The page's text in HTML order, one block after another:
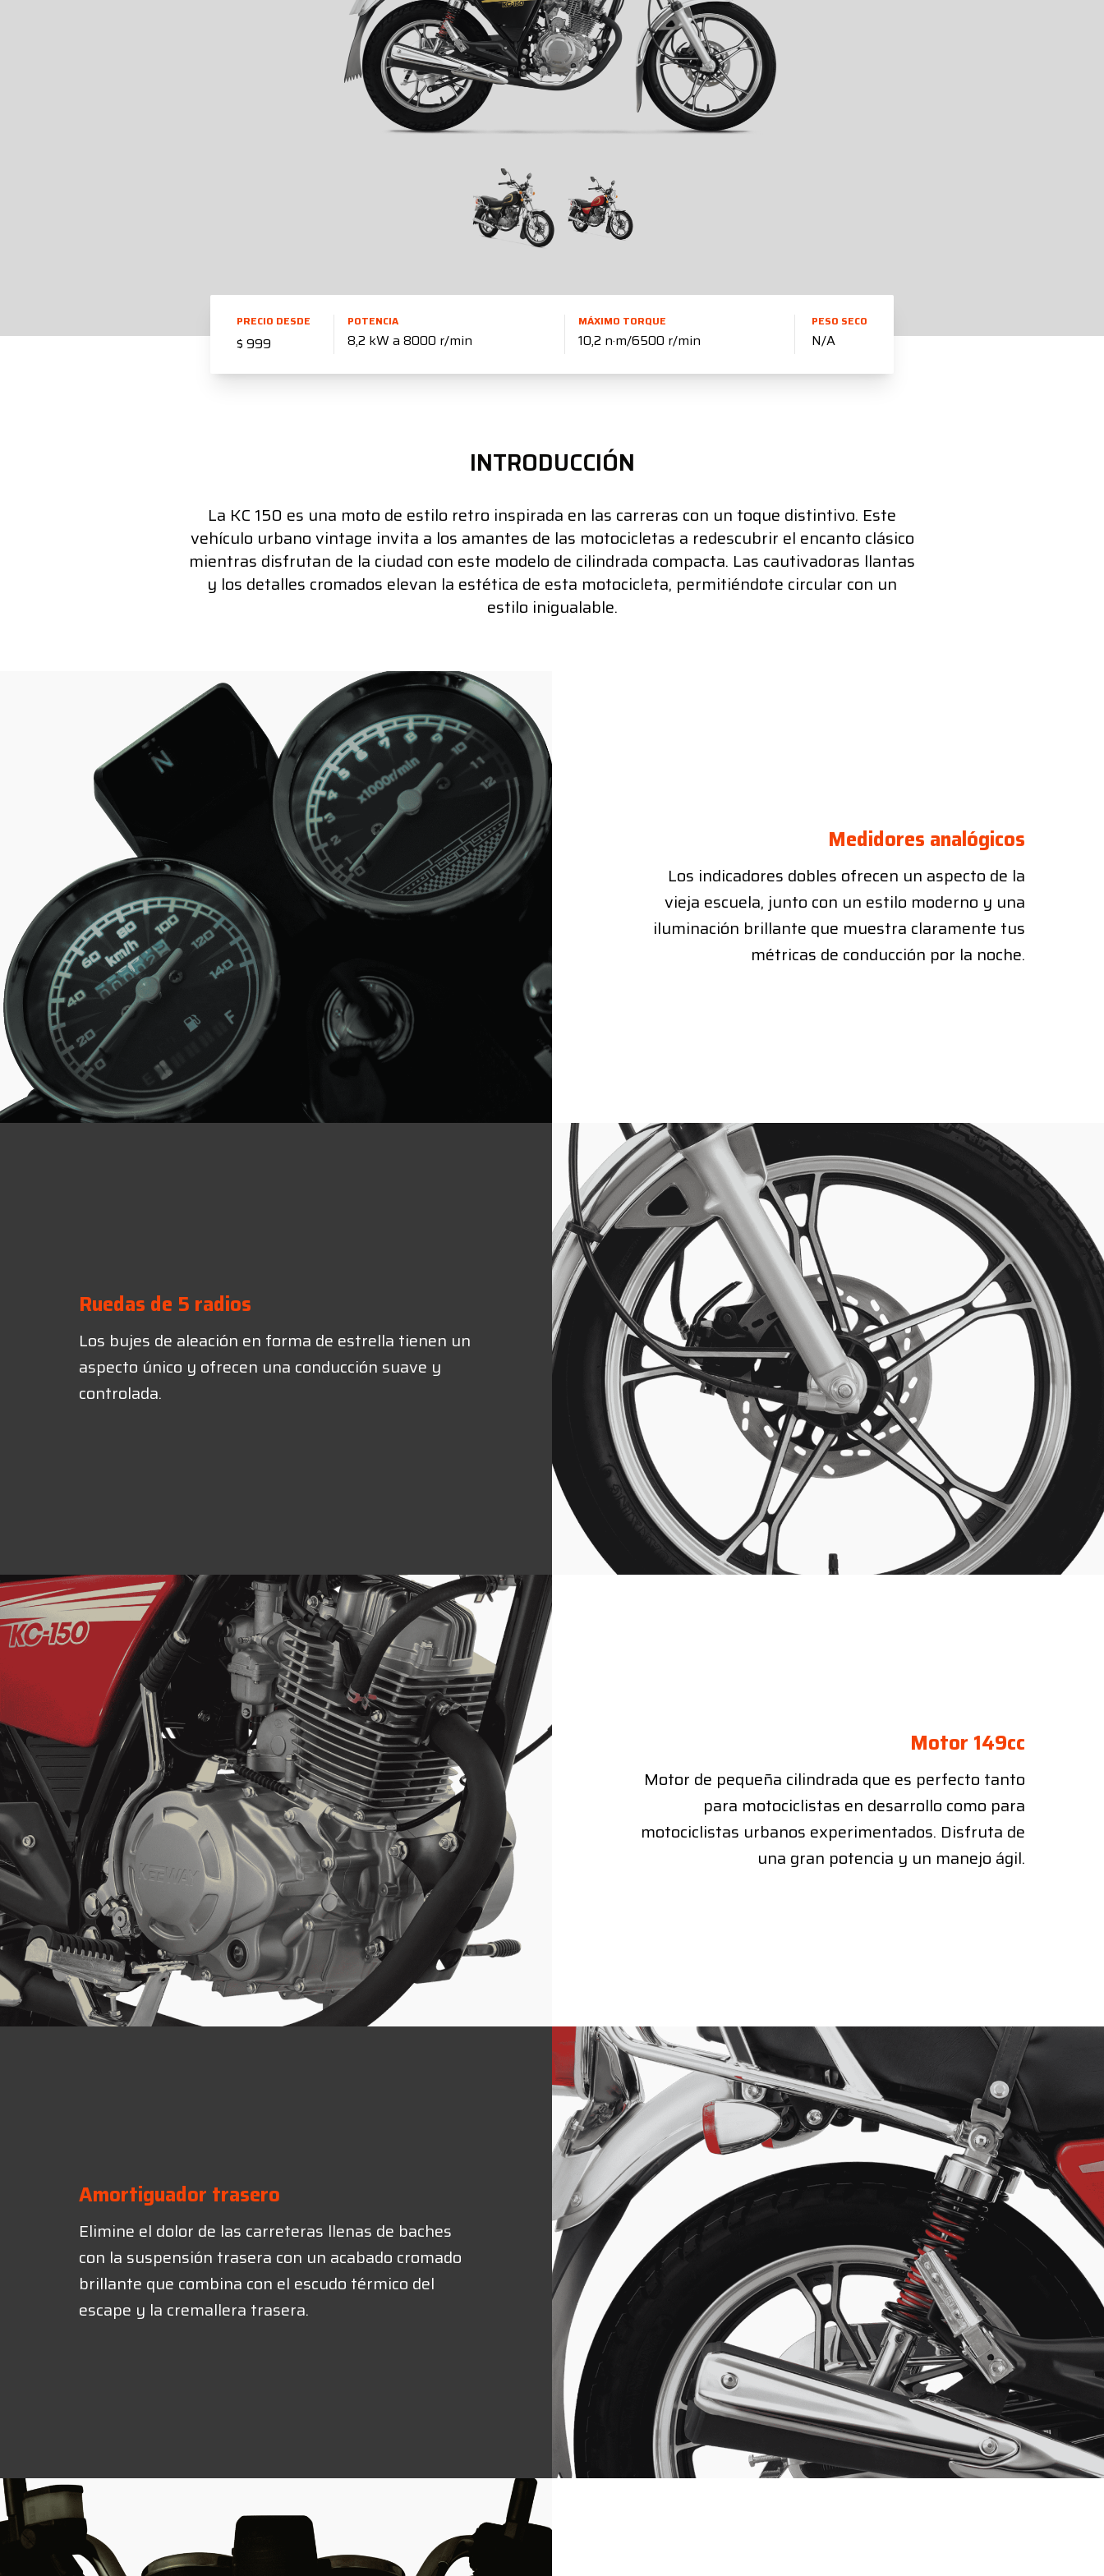
PRECIO DESDE
$ 999
POTENCIA
8,2 kW a 8000 r/min
MÁXIMO TORQUE
10,2 n·m/6500 r/min
PESO SECO
N/A
INTRODUCCIÓN
La KC 150 es una moto de estilo retro inspirada en las carreras con un toque distintivo. Este
vehículo urbano vintage invita a los amantes de las motocicletas a redescubrir el encanto clásico
mientras disfrutan de la ciudad con este modelo de cilindrada compacta. Las cautivadoras llantas
y los detalles cromados elevan la estética de esta motocicleta, permitiéndote circular con un
estilo inigualable.
Medidores analógicos
Los indicadores dobles ofrecen un aspecto de la
vieja escuela, junto con un estilo moderno y una
iluminación brillante que muestra claramente tus
métricas de conducción por la noche.
Ruedas de 5 radios
Los bujes de aleación en forma de estrella tienen un
aspecto único y ofrecen una conducción suave y
controlada.
Motor 149cc
Motor de pequeña cilindrada que es perfecto tanto
para motociclistas en desarrollo como para
motociclistas urbanos experimentados. Disfruta de
una gran potencia y un manejo ágil.
Amortiguador trasero
Elimine el dolor de las carreteras llenas de baches
con la suspensión trasera con un acabado cromado
brillante que combina con el escudo térmico del
escape y la cremallera trasera.